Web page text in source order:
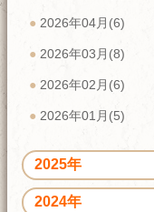
2026年04月(6)
2026年03月(8)
2026年02月(6)
2026年01月(5)
2025年
2024年